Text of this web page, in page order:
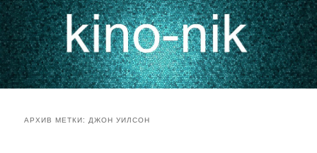
АРХИВ МЕТКИ:ДЖОН УИЛСОН